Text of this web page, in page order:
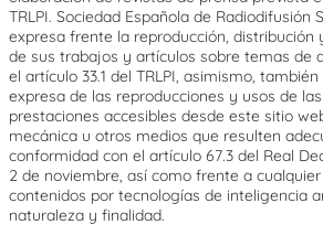
TRLPI. Sociedad Española de Radiodifusión
expresa frente la reproducción, distribución
de sus trabajos y artículos sobre temas de
el artículo 33.1 del TRLPI, asimismo,
expresa de las reproducciones y usos de
prestaciones accesibles desde este sitio
mecánica u otros medios que resulten
conformidad con el artículo 67.3 del Real
2 de noviembre, así como frente a
contenidos por tecnologías de inteligencia
naturaleza y finalidad.